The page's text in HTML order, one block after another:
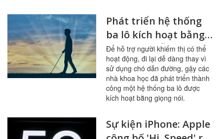
Phát triển hệ thống
ba lô kích hoạt bằng
giọng nói hỗ trợ
người khiếm thị
Để hỗ trợ người khiếm thị có thể
hoạt động, đi lại dễ dàng thay vì
sử dụng chó dẫn đường, gậy các
nhà khoa học đã phát triển thành
công một hệ thống ba lô được
kích hoạt bằng giọng nói.
Sự kiện iPhone: Apple